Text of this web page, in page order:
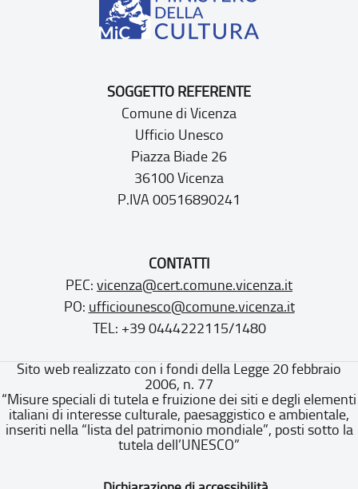
SOGGETTO REFERENTE
Comune di Vicenza
Ufficio Unesco
Piazza Biade 26
36100 Vicenza
P.IVA 00516890241
CONTATTI
PEC: vicenza@cert.comune.vicenza.it
PO: ufficiounesco@comune.vicenza.it
TEL: +39 0444222115/1480
Sito web realizzato con i fondi della Legge 20 febbraio
2006, n. 77
“Misure speciali di tutela e fruizione dei siti e degli elementi
italiani di interesse culturale, paesaggistico e ambientale,
inseriti nella “lista del patrimonio mondiale”, posti sotto la
tutela dell’UNESCO”